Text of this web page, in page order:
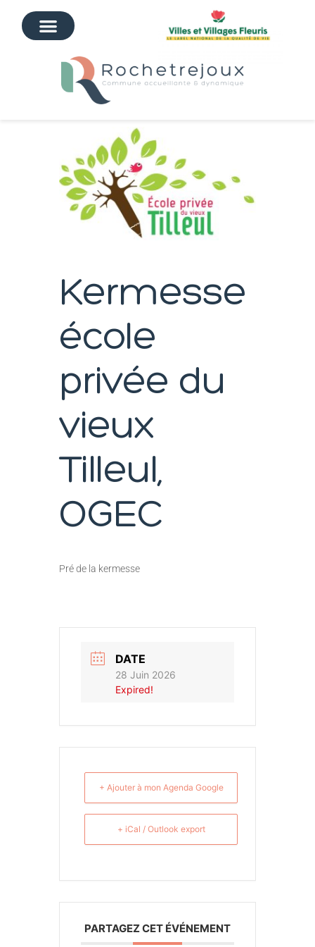
Kermesse
école
privée du
vieux
Tilleul,
OGEC
Pré de la kermesse
DATE
28 Juin 2026
Expired!
+ Ajouter à mon Agenda Google
+ iCal / Outlook export
PARTAGEZ CET ÉVÉNEMENT